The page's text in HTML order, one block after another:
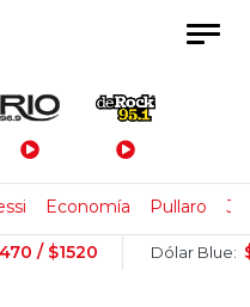
Economía Pullaro
/ $1520 Dólar Blue: